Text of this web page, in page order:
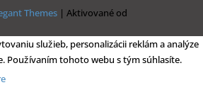
Themes| Aktivované od
služieb, personalizácii reklám a analýze
Používaním tohoto webu s tým súhlasíte.